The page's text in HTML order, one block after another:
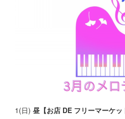
1(日) 昼【お店 DE フリーマーケッ